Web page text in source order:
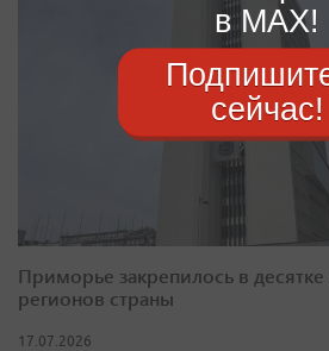
Приморье закрепилось в
регионов страны
17.07.2026
в MAX!
сейчас!